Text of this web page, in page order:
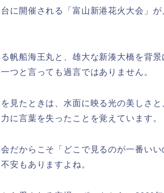
に開催される「富山新港花火大会」
帆船海王丸と、雄大な新湊大橋を背景
つと言っても過言ではありません。
見たときは、水面に映る光の美しさ
に言葉を失ったことを覚えています。
だからこそ「どこで見るのが一番い
安もありますよね。